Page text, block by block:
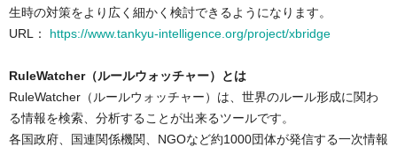
生時の対策をより広く細かく検討できるようになります。
URL：
https://www.tankyu-intelligence.org/project/xbridge
RuleWatcher（ルールウォッチャー）とは
RuleWatcher（ルールウォッチャー）は、世界のルール形成に関わ
る情報を検索、分析することが出来るツールです。
各国政府、国連関係機関、NGOなど約1000団体が発信する一次情報